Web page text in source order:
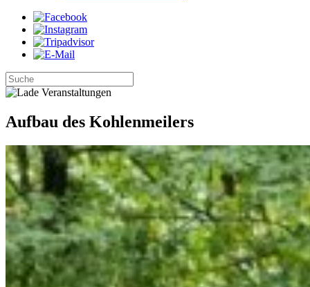
Aufbau des Kohlenmeilers